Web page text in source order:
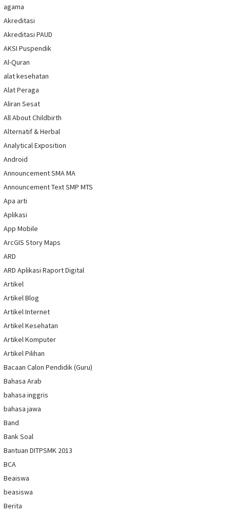
agama
Akreditasi
Akreditasi PAUD
AKSI Puspendik
Al-Quran
alat kesehatan
Alat Peraga
Aliran Sesat
All About Childbirth
Alternatif & Herbal
Analytical Exposition
Android
Announcement SMA MA
Announcement Text SMP MTS
Apa arti
Aplikasi
App Mobile
ArcGIS Story Maps
ARD
ARD Aplikasi Raport Digital
Artikel
Artikel Blog
Artikel Internet
Artikel Kesehatan
Artikel Komputer
Artikel Pilihan
Bacaan Calon Pendidik (Guru)
Bahasa Arab
bahasa inggris
bahasa jawa
Band
Bank Soal
Bantuan DITPSMK 2013
BCA
Beaiswa
beasiswa
Berita